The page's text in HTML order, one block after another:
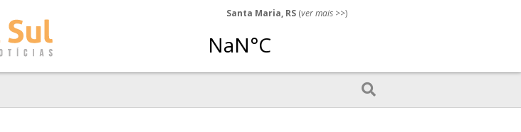
Santa Maria, RS (ver mais >>)